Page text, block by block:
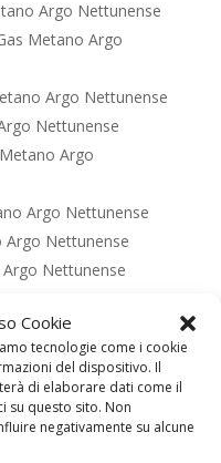
Cookie
tecnologie come i cookie
del dispositivo. Il
di elaborare dati come il
su questo sito. Non
negativamente su alcune
Argo Nettunense
Metano Argo
Argo Nettunense
Nettunense
Argo
Argo Nettunense
Argo Nettunense
Nettunense
ASSISTENZA PER
Gasolio